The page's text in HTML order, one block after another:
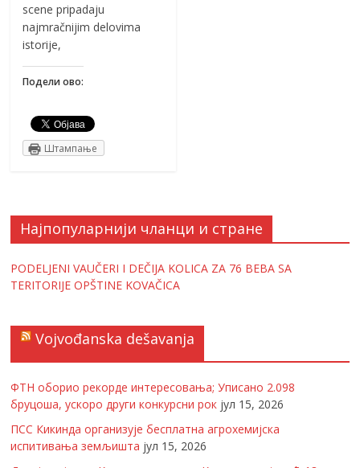
scene pripadaju
najmračnijim delovima
istorije,
Подели ово:
Штампање
Најпопуларнији чланци и стране
PODELJENI VAUČERI I DEČIJA KOLICA ZA 76 BEBA SA
TERITORIJE OPŠTINE KOVAČICA
Vojvođanska dešavanja
ФТН оборио рекорде интересовања; Уписано 2.098
бруцоша, ускоро други конкурсни рок јул 15, 2026
ПСС Кикинда организује бесплатна агрохемијска
испитивања земљишта јул 15, 2026